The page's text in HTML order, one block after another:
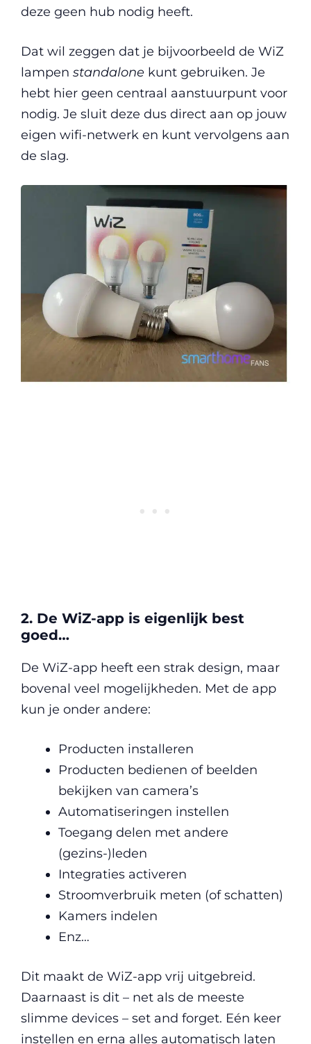
deze geen hub nodig heeft.
Dat wil zeggen dat je bijvoorbeeld de WiZ
lampen standalone kunt gebruiken. Je
hebt hier geen centraal aanstuurpunt voor
nodig. Je sluit deze dus direct aan op jouw
eigen wifi-netwerk en kunt vervolgens aan
de slag.
2. De WiZ-app is eigenlijk best
goed…
De WiZ-app heeft een strak design, maar
bovenal veel mogelijkheden. Met de app
kun je onder andere:
Producten installeren
Producten bedienen of beelden
bekijken van camera’s
Automatiseringen instellen
Toegang delen met andere
(gezins-)leden
Integraties activeren
Stroomverbruik meten (of schatten)
Kamers indelen
Enz…
Dit maakt de WiZ-app vrij uitgebreid.
Daarnaast is dit – net als de meeste
slimme devices – set and forget. Eén keer
instellen en erna alles automatisch laten